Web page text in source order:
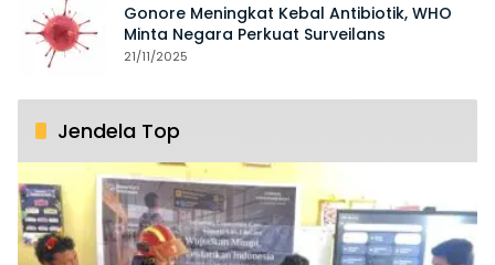
Gonore Meningkat Kebal Antibiotik, WHO
Minta Negara Perkuat Surveilans
21/11/2025
Jendela Top